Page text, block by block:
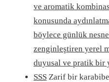
ve aromatik
konusunda
böylece günlük
zenginleştiren yerel
duyusal ve pratik bir
SSS Zarif bir